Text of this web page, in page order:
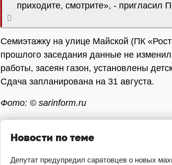
приходите, смотрите», - пригласил
Семиэтажку на улице Майской (ПК
прошлого заседания данные не
работы, засеян газон, установлены
Сдача запланирована на 31 августа.
Фото: © sarinform.ru
Новости по теме
Депутат предупредил саратовцев о новых